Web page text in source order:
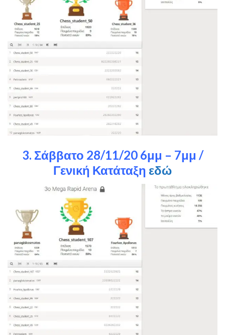
3. Σάββατο 28/11/20 6μμ – 7μμ /
Γενική Κατάταξη εδώ